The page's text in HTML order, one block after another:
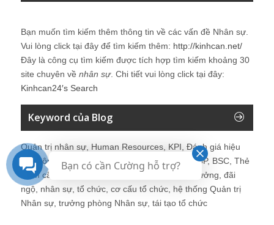
Bạn muốn tìm kiếm thêm thông tin về các vấn đề Nhân sự
Vui lòng click tại đây để tìm kiếm thêm: http://kinhcan.net/
Đây là công cụ tìm kiếm được tích hợp tìm kiếm khoảng 30
site chuyên về nhân sự. Chi tiết vui lòng click tại đây:
Kinhcan24′s Search
Keyword của Blog
Quản trị nhân sự, Human Resources, KPI, Đánh giá hiệu
quả công việc, chính sách lương, CnB, lương 3P, BSC, Thẻ
điểm cân bằng, tuyển dụng, đào tạo, lương thưởng, đãi
ngộ, nhân sự, tổ chức, cơ cấu tổ chức, hệ thống Quản trị
Nhân sự, trưởng phòng Nhân sự, tái tạo tổ chức
Bạn có cần Cường hỗ trợ?